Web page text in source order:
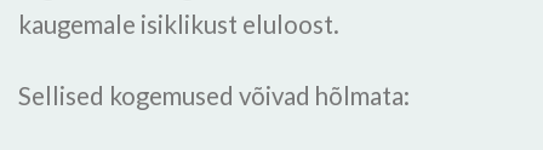
kaugemale isiklikust eluloost.
Sellised kogemused võivad hõlmata: